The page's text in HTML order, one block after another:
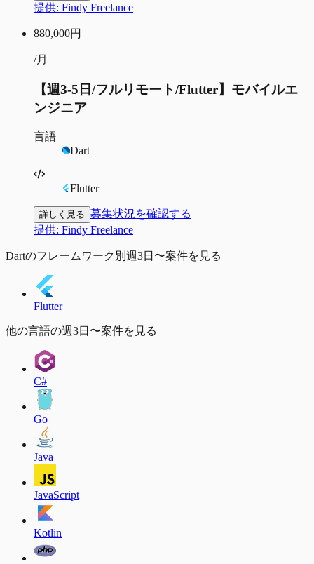
提供: Findy Freelance
880,000円
/月
【週3-5日/フルリモート/Flutter】モバイルエ
ンジニア
言語
Dart
Flutter
詳しく見る 募集状況を確認する
提供: Findy Freelance
Dartのフレームワーク別週3日〜案件を見る
Flutter
他の言語の週3日〜案件を見る
C#
Go
Java
JavaScript
Kotlin